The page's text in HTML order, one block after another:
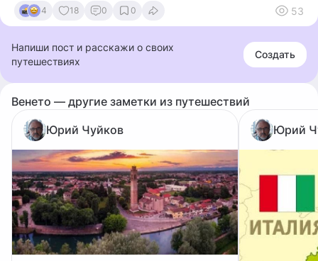
4 18 0 0 53
Напиши пост и расскажи о своих
путешествиях
Создать
Венето — другие заметки из путешествий
Юрий Чуйков
Юрий